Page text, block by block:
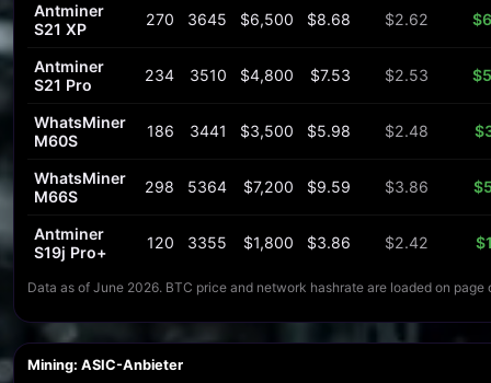
Antminer
S21 XP
270 3645 $6,500 $8.68 $2.62
Antminer
S21 Pro
234 3510 $4,800 $7.53 $2.53
WhatsMiner
M60S
186 3441 $3,500 $5.98 $2.48
WhatsMiner
M66S
298 5364 $7,200 $9.59 $3.86
Antminer
S19j Pro+
120 3355 $1,800 $3.86 $2.42
Data as of June 2026. BTC price and network hashrate are loaded on page
Mining: ASIC-Anbieter